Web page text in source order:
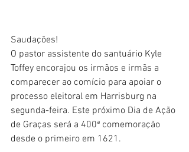
Saudações!
O pastor assistente do santuário Kyle
Toffey encorajou os irmãos e irmãs a
comparecer ao comício para apoiar o
processo eleitoral em Harrisburg na
segunda-feira. Este próximo Dia de Ação
de Graças será a 400ª comemoração
desde o primeiro em 1621.